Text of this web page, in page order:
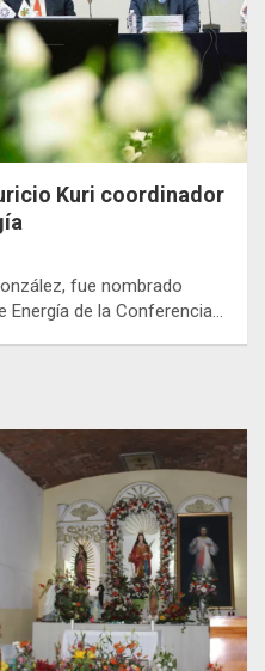
Kuri coordinador
fue nombrado
Energía de la Conferencia…